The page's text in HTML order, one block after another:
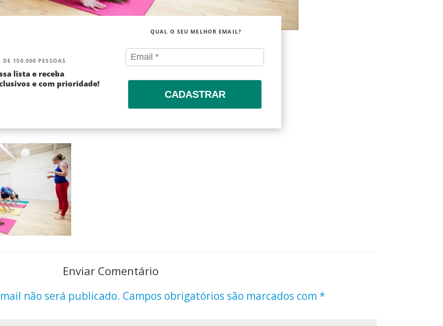
150.000 PESSOAS
lista e receba
e com prioridade!
QUAL O SEU MELHOR EMAIL?
CADASTRAR
Enviar Comentário
não será publicado. Campos obrigatórios são marcados com *